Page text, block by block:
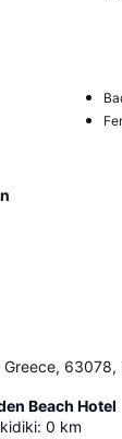
63078,
Beach Hotel
: 0 km